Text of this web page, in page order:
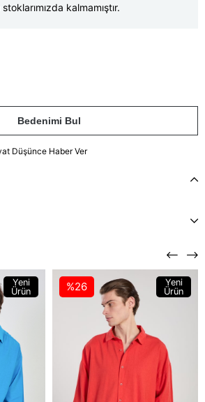
kalmamıştır.
Bedenimi Bul
Düşünce Haber Ver
Yeni
Ürün
%26
Yeni
Ürün